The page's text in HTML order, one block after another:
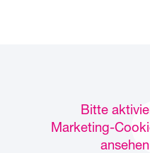
Bitte
Marketing-